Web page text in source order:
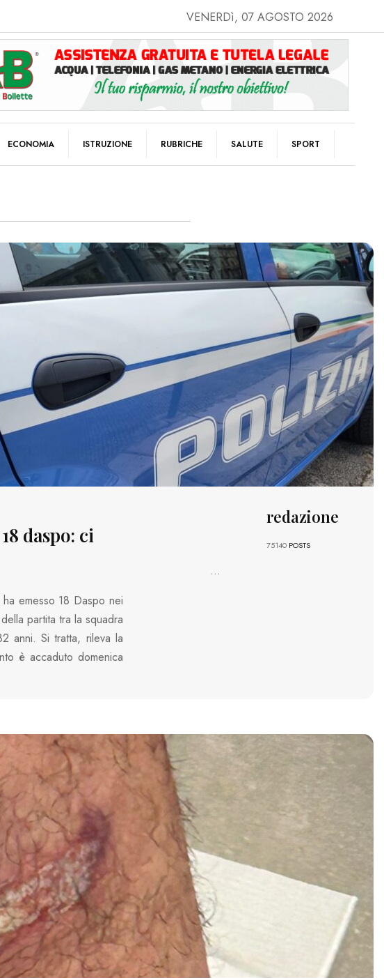
VENERDì, 07 AGOSTO 2026
ECONOMIA ISTRUZIONE RUBRICHE SALUTE SPORT
daspo: ci
emesso 18 Daspo nei
partita tra la squadra
anni. Si tratta, rileva la
è accaduto domenica
redazione
75140 POSTS
...